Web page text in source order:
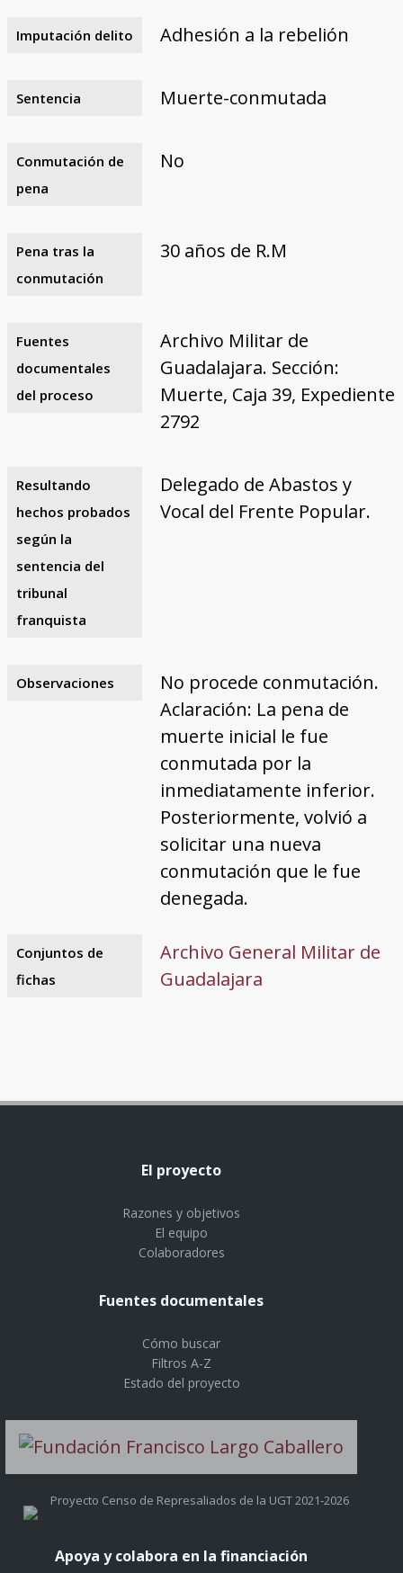
Imputación delito Adhesión a la rebelión
Sentencia Muerte-conmutada
Conmutación de
pena
No
Pena tras la
conmutación
30 años de R.M
Fuentes
documentales
del proceso
Archivo Militar de
Guadalajara. Sección:
Muerte, Caja 39, Expediente
2792
Resultando
hechos probados
según la
sentencia del
tribunal
franquista
Delegado de Abastos y
Vocal del Frente Popular.
Observaciones
No procede conmutación.
Aclaración: La pena de
muerte inicial le fue
conmutada por la
inmediatamente inferior.
Posteriormente, volvió a
solicitar una nueva
conmutación que le fue
denegada.
Conjuntos de
fichas
Archivo General Militar de
Guadalajara
El proyecto
Razones y objetivos
El equipo
Colaboradores
Fuentes documentales
Cómo buscar
Filtros A-Z
Estado del proyecto
Proyecto Censo de Represaliados de la UGT 2021-2026
Apoya y colabora en la financiación